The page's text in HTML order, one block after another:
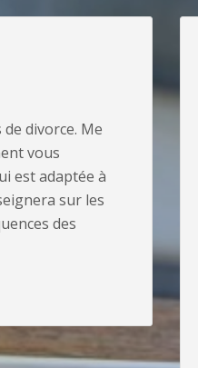
divorce. Me
vous
est adaptée à
sur les
des